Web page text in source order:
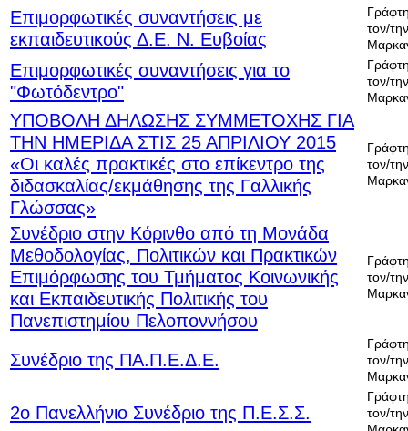
Επιμορφωτικές συναντήσεις με
εκπαιδευτικούς Δ.Ε. Ν. Ευβοίας
τον/
Επιμορφωτικές συναντήσεις για το
"Φωτόδεντρο"
τον/
ΥΠΟΒΟΛΗ ΔΗΛΩΣΗΣ ΣΥΜΜΕΤΟΧΗΣ ΓΙΑ
ΤΗΝ ΗΜΕΡΙΔΑ ΣΤΙΣ 25 ΑΠΡΙΛΙΟΥ 2015
«Οι καλές πρακτικές στο επίκεντρο της
διδασκαλίας/εκμάθησης της Γαλλικής
Γλώσσας»
τον/
Συνέδριο στην Κόρινθο από τη Μονάδα
Μεθοδολογίας, Πολιτικών και Πρακτικών
Επιμόρφωσης του Τμήματος Κοινωνικής
και Εκπαιδευτικής Πολιτικής του
Πανεπιστημίου Πελοποννήσου
τον/
Συνέδριο της ΠΑ.Π.Ε.Δ.Ε.
τον/
2ο Πανελλήνιο Συνέδριο της Π.Ε.Σ.Σ.
τον/